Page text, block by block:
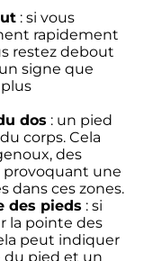
: si vous
rapidement
restez debout
signe que
dos : un pied
corps. Cela
des
provoquant une
dans ces zones.
des pieds : si
la pointe des
peut indiquer
du pied et un